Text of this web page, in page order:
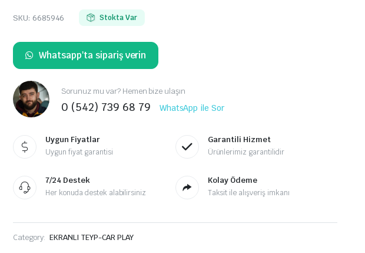
SKU: 6685946 Stokta Var
Whatsapp'ta sipariş verin
Sorunuz mu var? Hemen bize ulaşın
0 (542) 739 68 79 WhatsApp ile Sor
Uygun Fiyatlar
Uygun fiyat garantisi
Garantili Hizmet
Ürünlerimiz garantilidir
7/24 Destek
Her konuda destek alabilirsiniz
Kolay Ödeme
Taksit ile alışveriş imkanı
Category: EKRANLI TEYP-CAR PLAY